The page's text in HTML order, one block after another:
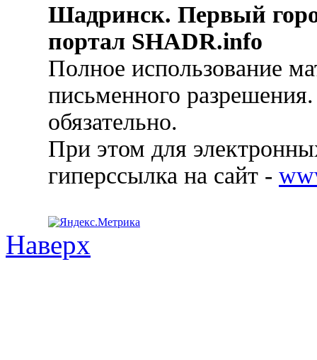
Шадринск. Первый
портал SHADR.info
Полное использование
письменного
обязательно.
При этом для
гиперссылка на сайт -
Наверх